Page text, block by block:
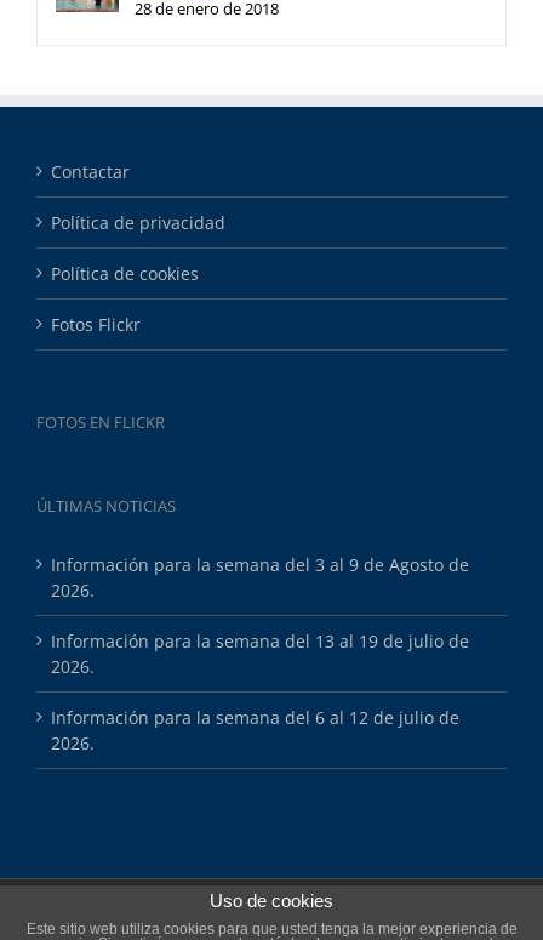
28 de enero de 2018
Contactar
Política de privacidad
Política de cookies
Fotos Flickr
FOTOS EN FLICKR
ÚLTIMAS NOTICIAS
Información para la semana del 3 al 9 de Agosto de
2026.
Información para la semana del 13 al 19 de julio de
2026.
Información para la semana del 6 al 12 de julio de
2026.
Copyright 2025 Esports Màsters
Uso de cookies
Este sitio web utiliza cookies para que usted tenga la mejor experiencia de